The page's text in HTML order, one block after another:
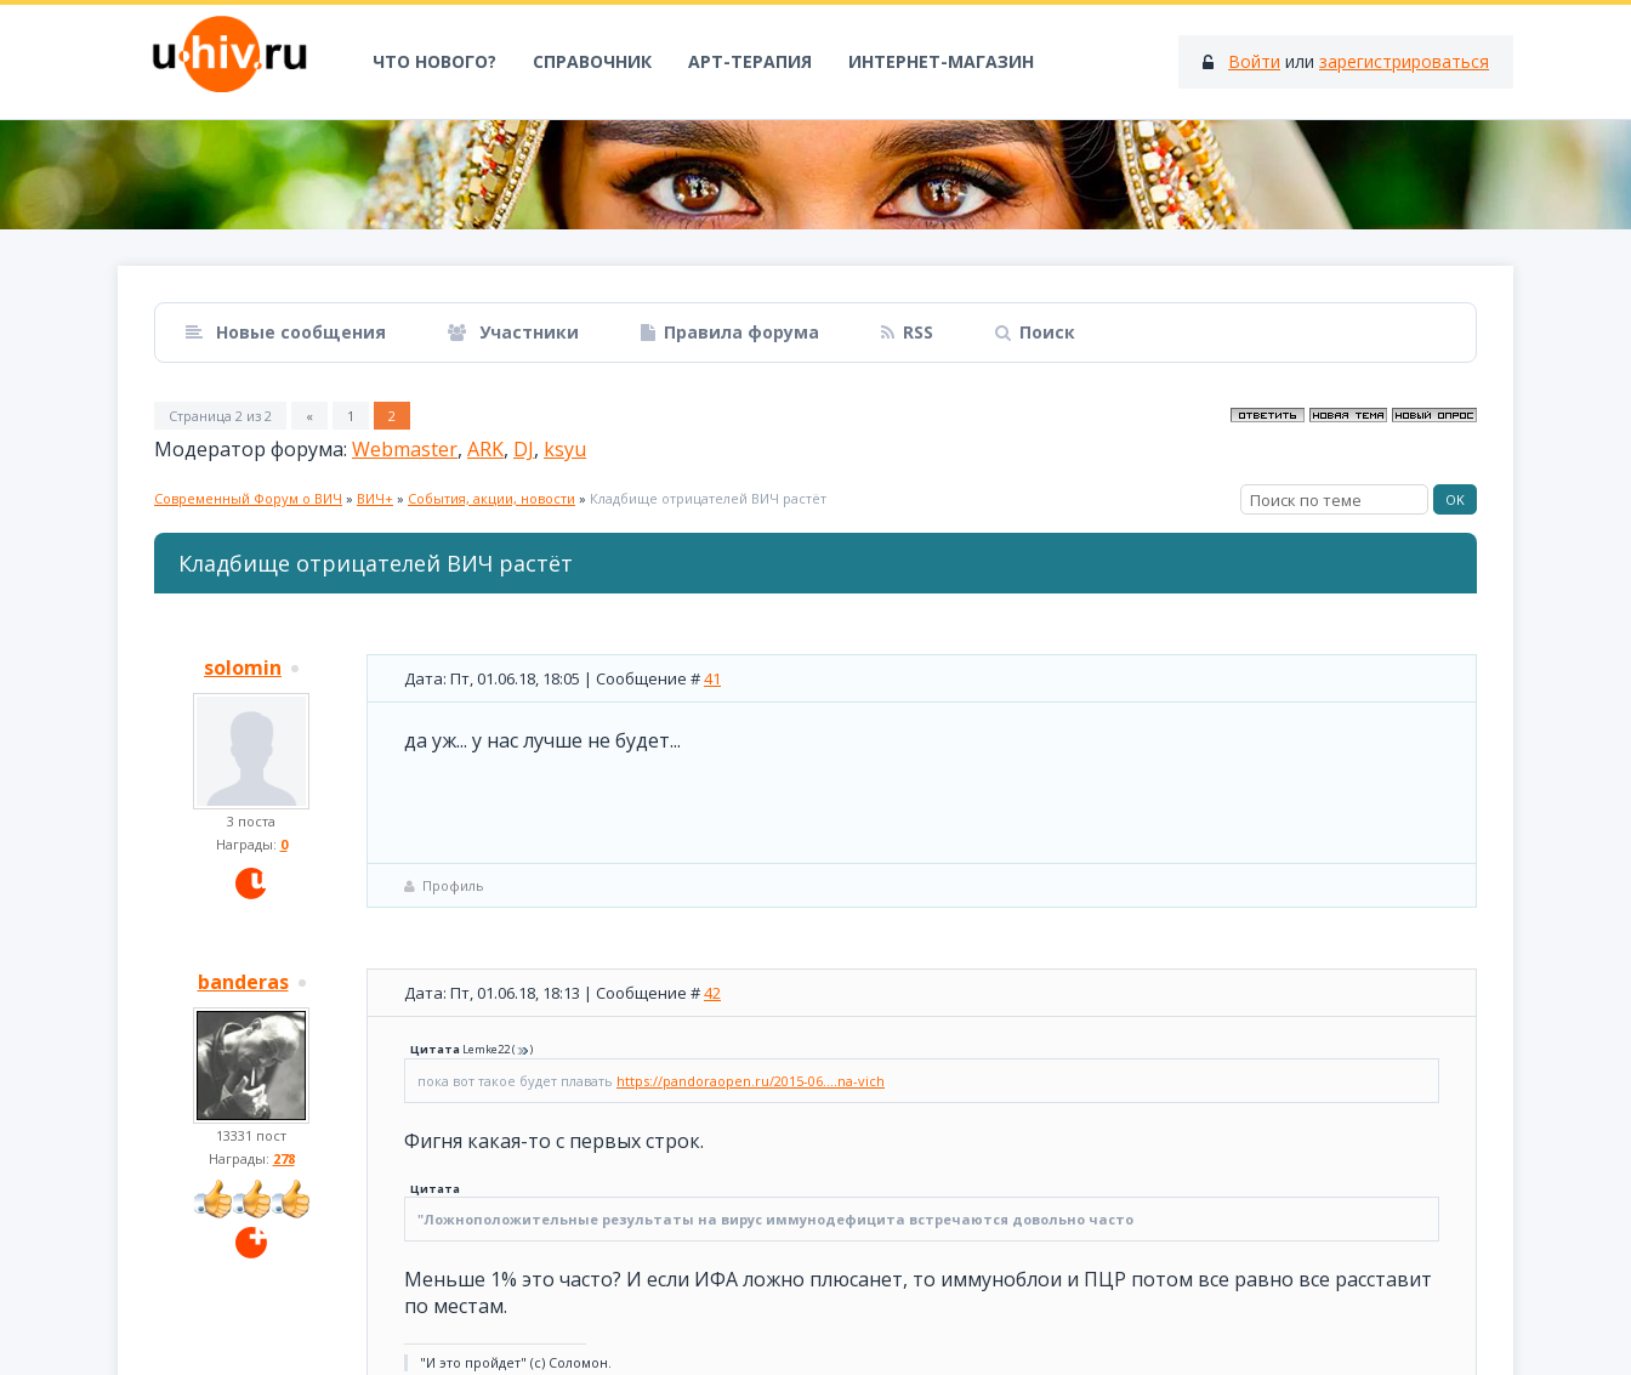
Войти или зарегистрироваться
ЧТО НОВОГО? СПРАВОЧНИК АРТ-ТЕРАПИЯ ИНТЕРНЕТ-МАГАЗИН
Новые сообщения Участники Правила форума RSS Поиск
Страница 2 из 2 « 1 2
Модератор форума: Webmaster, ARK, DJ, ksyu
Современный Форум о ВИЧ » ВИЧ+ » События, акции, новости » Кладбище отрицателей ВИЧ растёт
Кладбище отрицателей ВИЧ растёт
solomin
3 поста
Награды: 0
Дата: Пт, 01.06.18, 18:05 | Сообщение #41
да уж... у нас лучше не будет...
Профиль
banderas
13331 пост
Награды: 278
Дата: Пт, 01.06.18, 18:13 | Сообщение #42
Цитата Lemke22( )
пока вот такое будет плавать https://pandoraopen.ru/2015-06....na-vich
Фигня какая-то с первых строк.
Цитата
"Ложноположительные результаты на вирус иммунодефицита встречаются довольно часто
Меньше 1% это часто? И если ИФА ложно плюсанет, то иммуноблои и ПЦР потом все равно все расставит
по местам.
"И это пройдет" (с) Соломон.